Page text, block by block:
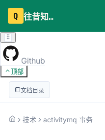
Q 往昔知识库
Github
顶部
文档目录
技术 activitymq 事务